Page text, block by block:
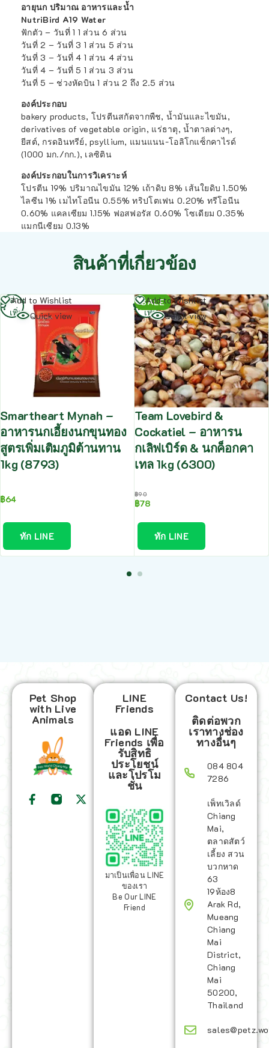
อายุนก ปริมาณ อาหารและน้ำ
NutriBird A19 Water
ฟักตัว – วันที่ 1 1 ส่วน 6 ส่วน
วันที่ 2 – วันที่ 3 1 ส่วน 5 ส่วน
วันที่ 3 – วันที่ 4 1 ส่วน 4 ส่วน
วันที่ 4 – วันที่ 5 1 ส่วน 3 ส่วน
วันที่ 5 – ช่วงหัดบิน 1 ส่วน 2 ถึง 2.5 ส่วน
องค์ประกอบ
bakery products, โปรตีนสกัดจากพืช, น้ำมันและไขมัน,
derivatives of vegetable origin, แร่ธาตุ, น้ำตาลต่างๆ,
ยีสต์, กรดอินทรีย์, psyllium, แมนแนน-โอลิโกแซ็กคาไรด์
(1000 มก./กก.), เลซิติน
องค์ประกอบในการวิเคราะห์
โปรตีน 19% ปริมาณไขมัน 12% เถ้าดิบ 8% เส้นใยดิบ 1.50%
ไลซีน 1% เมไทโอนีน 0.55% ทริปโตเฟน 0.20% ทรีโอนีน
0.60% แคลเซียม 1.15% ฟอสฟอรัส 0.60% โซเดียม 0.35%
แมกนีเซียม 0.13%
สินค้าที่เกี่ยวข้อง
Add to Wishlist
Quick view
Smartheart Mynah –
อาหารนกเอี้ยงนกขุนทอง
สูตรเพิ่มเติมภูมิต้านทาน
1kg (8793)
฿64
ทัก LINE
อ่าน
เพิ่ม
SALE
Add to Wishlist
Quick view
Team Lovebird &
Cockatiel – อาหารน
กเลิฟเบิร์ด & นกค็อกคา
เทล 1kg (6300)
฿90
฿78
ทัก LINE
อ่าน
เพิ่ม
Pet Shop
with Live
Animals
LINE
Friends
แอด LINE
Friends เพื่อ
รับสิทธิ
ประโยชน์
และโปรโม
ชั่น
มาเป็นเพื่อน LINE
ของเรา
Be Our LINE
Friend
Contact Us!
ติดต่อพวก
เราทางช่อง
ทางอื่นๆ
084 804
7286
เพ็ทเวิลด์
Chiang
Mai,
ตลาดสัตว์
เลี้ยง สวน
บวกหาด
63
19ห้อง8
Arak Rd,
Mueang
Chiang
Mai
District,
Chiang
Mai
50200,
Thailand